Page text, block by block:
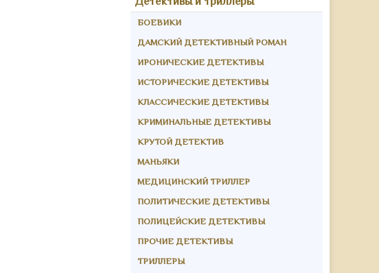
БОЕВИКИ
ДАМСКИЙ ДЕТЕКТИВНЫЙ РОМАН
ИРОНИЧЕСКИЕ ДЕТЕКТИВЫ
ИСТОРИЧЕСКИЕ ДЕТЕКТИВЫ
КЛАССИЧЕСКИЕ ДЕТЕКТИВЫ
КРИМИНАЛЬНЫЕ ДЕТЕКТИВЫ
КРУТОЙ ДЕТЕКТИВ
МАНЬЯКИ
МЕДИЦИНСКИЙ ТРИЛЛЕР
ПОЛИТИЧЕСКИЕ ДЕТЕКТИВЫ
ПОЛИЦЕЙСКИЕ ДЕТЕКТИВЫ
ПРОЧИЕ ДЕТЕКТИВЫ
ТРИЛЛЕРЫ